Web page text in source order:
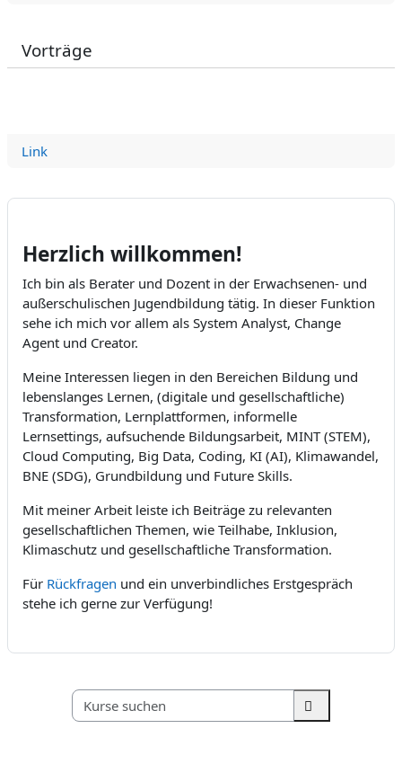
Vorträge
Link
Herzlich willkommen!
Ich bin als Berater und Dozent in der Erwachsenen- und
außerschulischen Jugendbildung tätig. In dieser Funktion
sehe ich mich vor allem als System Analyst, Change
Agent und Creator.
Meine Interessen liegen in den Bereichen Bildung und
lebenslanges Lernen, (digitale und gesellschaftliche)
Transformation, Lernplattformen, informelle
Lernsettings, aufsuchende Bildungsarbeit, MINT (STEM),
Cloud Computing, Big Data, Coding, KI (AI), Klimawandel,
BNE (SDG), Grundbildung und Future Skills.
Mit meiner Arbeit leiste ich Beiträge zu relevanten
gesellschaftlichen Themen, wie Teilhabe, Inklusion,
Klimaschutz und gesellschaftliche Transformation.
Für Rückfragen und ein unverbindliches Erstgespräch
stehe ich gerne zur Verfügung!
Kurse suchen
Kurse suchen